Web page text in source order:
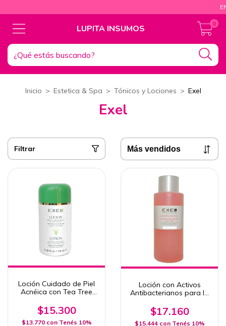
LUPITA INSUMOS 0
Inicio > Estetica & Spa > Tónicos y Lociones > Exel
Exel
Filtrar
Loción Cuidado de Piel
Acnéica con Tea Tree
Concerns COD 531
$15.300
$13.770 con Tenés 10%
Loción con Activos
Antibacterianos para la
ml
$17.160
$15.444 con Tenés 10%